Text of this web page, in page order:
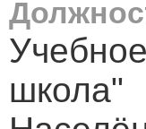
школа"